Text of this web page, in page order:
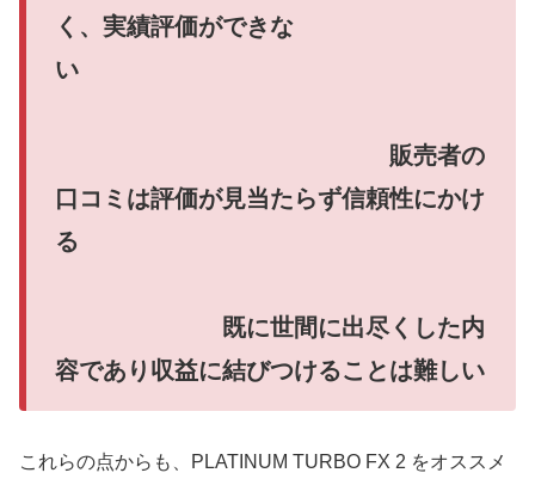
く、実績評価ができな
い
販売者の
口コミは評価が見当たらず信頼性にかけ
る
既に世間に出尽くした内
容であり収益に結びつけることは難しい
これらの点からも、PLATINUM TURBO FX 2 をオススメ